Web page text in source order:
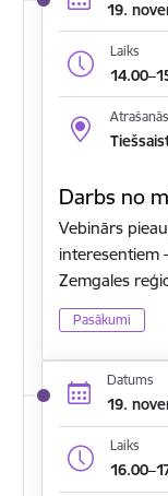
19.
Laiks
Darbs no
Vebinārs
interesentiem
Zemgales
Pasākumi
Datums
19.
Laiks